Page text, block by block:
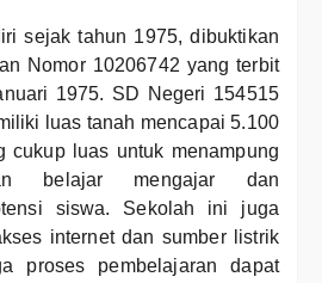
sejak tahun 1975, dibuktikan
Nomor 10206742 yang terbit
1975. SD Negeri 154515
luas tanah mencapai 5.100
cukup luas untuk menampung
belajar mengajar dan
siswa. Sekolah ini juga
internet dan sumber listrik
proses pembelajaran dapat